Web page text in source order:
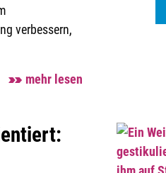
verbessern,
mehr lesen